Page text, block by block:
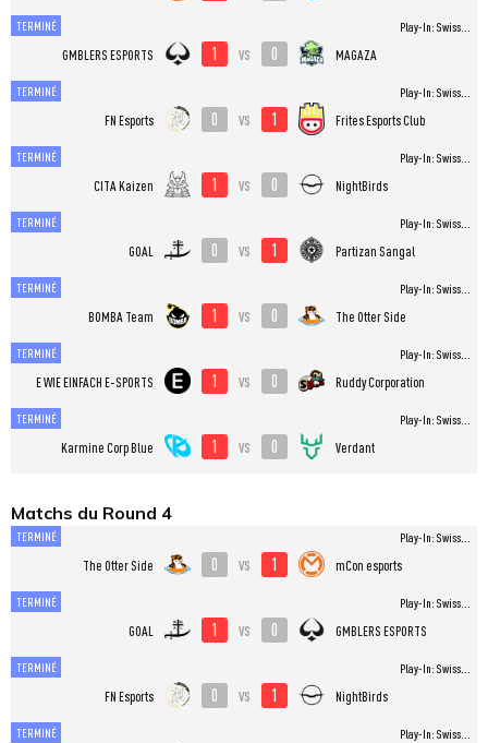
TERMINÉ
GMBLERS ESPORTS 1 vs 0 MAGAZA
Play-In: Swiss...
TERMINÉ
FN Esports 0 vs 1 Frites Esports Club
Play-In: Swiss...
TERMINÉ
CITA Kaizen 1 vs 0 NightBirds
Play-In: Swiss...
TERMINÉ
GOAL 0 vs 1 Partizan Sangal
Play-In: Swiss...
TERMINÉ
BOMBA Team 1 vs 0 The Otter Side
Play-In: Swiss...
TERMINÉ
E WIE EINFACH E-SPORTS 1 vs 0 Ruddy Corporation
Play-In: Swiss...
TERMINÉ
Karmine Corp Blue 1 vs 0 Verdant
Play-In: Swiss...
Matchs du Round 4
TERMINÉ
The Otter Side 0 vs 1 mCon esports
Play-In: Swiss...
TERMINÉ
GOAL 1 vs 0 GMBLERS ESPORTS
Play-In: Swiss...
TERMINÉ
FN Esports 0 vs 1 NightBirds
Play-In: Swiss...
TERMINÉ Play-In: Swiss...